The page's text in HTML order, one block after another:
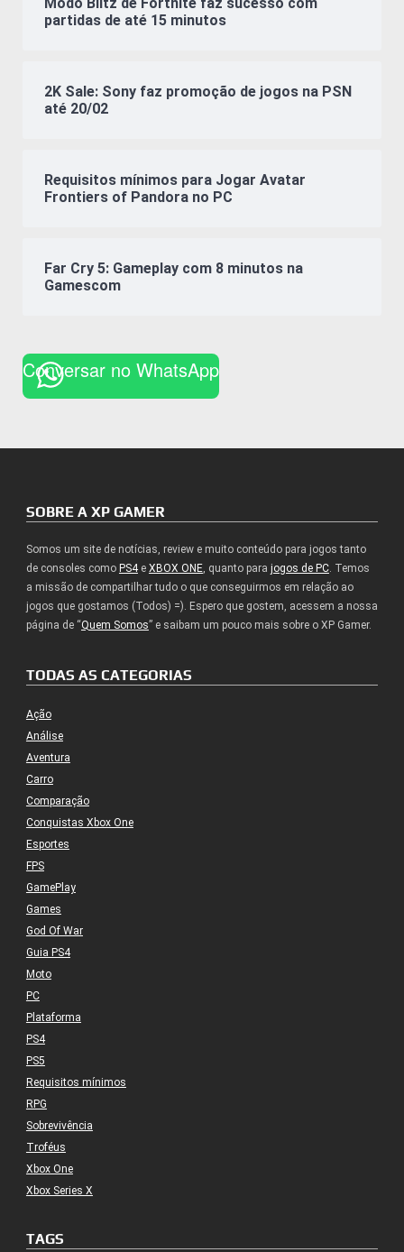
partidas de até 15 minutos
2K Sale: Sony faz promoção de jogos na PSN
até 20/02
Requisitos mínimos para Jogar Avatar
Frontiers of Pandora no PC
Far Cry 5: Gameplay com 8 minutos na
Gamescom
Conversar no WhatsApp
SOBRE A XP GAMER
Somos um site de notícias, review e muito conteúdo para jogos tanto
de consoles como PS4e XBOX ONE, quanto para jogos de PC. Temos
a missão de compartilhar tudo o que conseguirmos em relação ao
jogos que gostamos (Todos) =). Espero que gostem, acessem a nossa
página de “Quem Somos” e saibam um pouco mais sobre o XP Gamer.
TODAS AS CATEGORIAS
Ação
Análise
Aventura
Carro
Comparação
Conquistas Xbox One
Esportes
FPS
GamePlay
Games
God Of War
Guia PS4
Moto
PC
Plataforma
PS4
PS5
Requisitos mínimos
RPG
Sobrevivência
Troféus
Xbox One
Xbox Series X
TAGS